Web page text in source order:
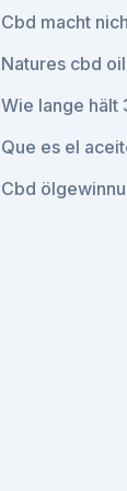
Cbd macht
Natures cbd
Wie lange hält
Que es el
Cbd